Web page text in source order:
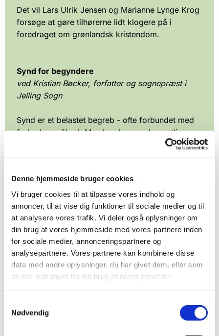
Denne hjemmeside bruger cookies
Vi bruger cookies til at tilpasse vores indhold og
annoncer, til at vise dig funktioner til sociale medier og til
at analysere vores trafik. Vi deler også oplysninger om
din brug af vores hjemmeside med vores partnere inden
for sociale medier, annonceringspartnere og
analysepartnere. Vores partnere kan kombinere disse
data med andre oplysninger, du har givet dem, eller som
de har indsamlet fra din brug af deres tjenester.
Nødvendig
Det vil Lars Ulrik Jensen og Marianne Lynge Krog
forsøge at gøre tilhørerne lidt klogere på i
foredraget om grønlandsk kristendom.
Synd for begyndere
ved Kristian Bøcker, forfatter og sognepræst i
Jelling Sogn
Synd er et belastet begreb - ofte forbundet med
forbud og påbud. Men hvad er synd egentlig -
Foredraget dykker ned i nogle af de bibelske
fællesnævner. Foredraget knytter undervejs an til
det nutidige menneskes erfaringer af ikke at slå til
- og ser nærmere på den moderne tilbøjelighed
til at forstå sygdom som en straf - ikke fra Gud,
men nu fra en selv!
Foredraget rejser til slut spørgsmålet, om ikke der
også kan være en befrielse i at opfatte sig som en
synder?
Tilmeld dig